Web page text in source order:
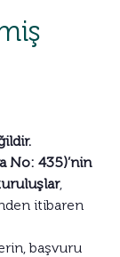
No: 435)’nin
,
itibaren
başvuru